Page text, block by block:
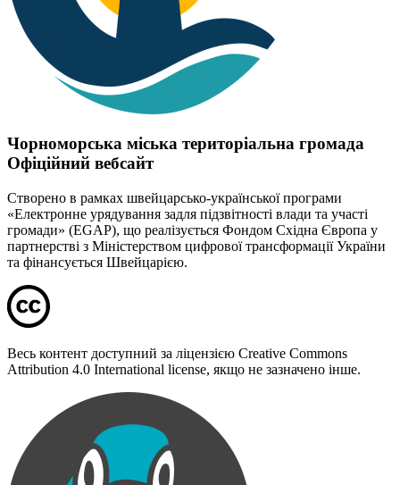
Чорноморська міська територіальна громада
Офіційний вебсайт
Створено в рамках швейцарсько-української програми
«Електронне урядування задля підзвітності влади та участі
громади» (EGAP), що реалізується Фондом Східна Європа у
партнерстві з Міністерством цифрової трансформації України
та фінансується Швейцарією.
Весь контент доступний за ліцензією Creative Commons
Attribution 4.0 International license, якщо не зазначено інше.